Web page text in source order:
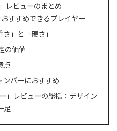
レビューのまとめ
おすすめできるプレイヤー
」と「硬さ」
の価値
点
ンパーにおすすめ
」レビューの総括：デザイン
足